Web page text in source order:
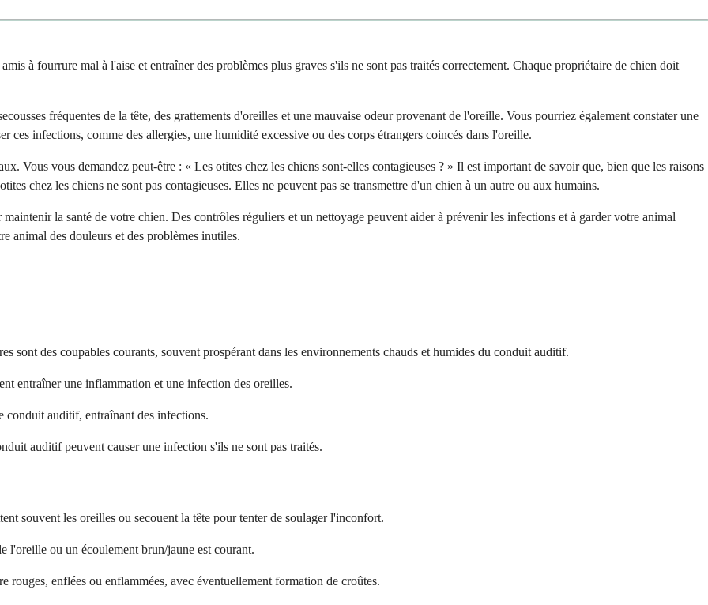
à fourrure mal à l'aise et entraîner des problèmes plus graves s'ils ne sont pas traités correctement. Chaque propriétaire de chien doit
fréquentes de la tête, des grattements d'oreilles et une mauvaise odeur provenant de l'oreille. Vous pourriez également constater une
infections, comme des allergies, une humidité excessive ou des corps étrangers coincés dans l'oreille.
Vous vous demandez peut-être : « Les otites chez les chiens sont-elles contagieuses ? » Il est important de savoir que, bien que les raisons
chez les chiens ne sont pas contagieuses. Elles ne peuvent pas se transmettre d'un chien à un autre ou aux humains.
la santé de votre chien. Des contrôles réguliers et un nettoyage peuvent aider à prévenir les infections et à garder votre animal
animal des douleurs et des problèmes inutiles.
sont des coupables courants, souvent prospérant dans les environnements chauds et humides du conduit auditif.
entraîner une inflammation et une infection des oreilles.
conduit auditif, entraînant des infections.
auditif peuvent causer une infection s'ils ne sont pas traités.
souvent les oreilles ou secouent la tête pour tenter de soulager l'inconfort.
l'oreille ou un écoulement brun/jaune est courant.
rouges, enflées ou enflammées, avec éventuellement formation de croûtes.